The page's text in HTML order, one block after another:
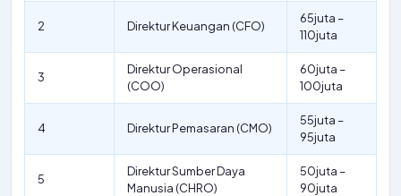
2 Direktur Keuangan (CFO)
65juta –
110juta
3
Direktur Operasional
(COO)
60juta –
100juta
4 Direktur Pemasaran (CMO)
55juta –
95juta
5
Direktur Sumber Daya
Manusia (CHRO)
50juta –
90juta